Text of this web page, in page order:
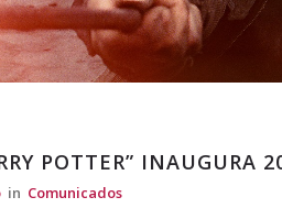
POTTER” INAUGURA
in Comunicados